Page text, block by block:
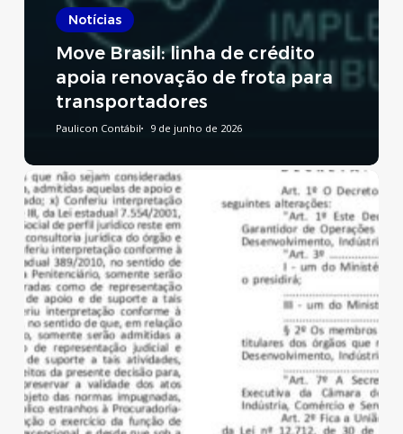
Notícias
Move Brasil: linha de crédito
apoia renovação de frota para
transportadores
Paulicon Contábil 9 de junho de 2026
Reforma
Tributária:
publicado
decreto
que
regulamenta
a
CBS